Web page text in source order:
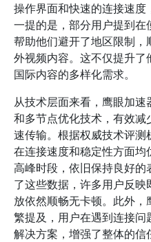
操作界面和快速的连接速
一提的是，部分用户提到
帮助他们避开了地区限制
外视频内容。这不仅提升
国际内容的多样化需求。
从技术层面来看，鹰眼加
和多节点优化技术，有效
速传输。根据权威技术评
在连接速度和稳定性方面
高峰时段，依旧保持良好
了这些数据，许多用户反
放依然顺畅无卡顿。此外
繁提及，用户在遇到连接
解决方案，增强了整体的